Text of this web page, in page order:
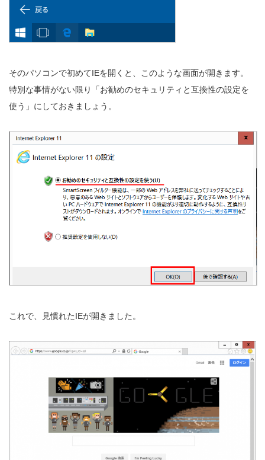
そのパソコンで初めてIEを開くと、このような画面が開きます。
特別な事情がない限り「お勧めのセキュリティと互換性の設定を
使う」にしておきましょう。
これで、見慣れたIEが開きました。